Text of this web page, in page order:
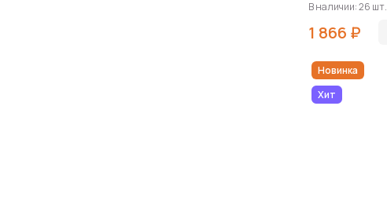
В наличии: 26 шт.
1 866 ₽
Новинка
Хит